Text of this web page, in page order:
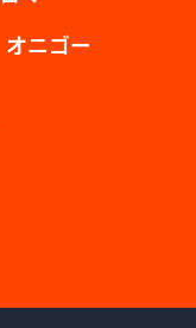
オニゴー